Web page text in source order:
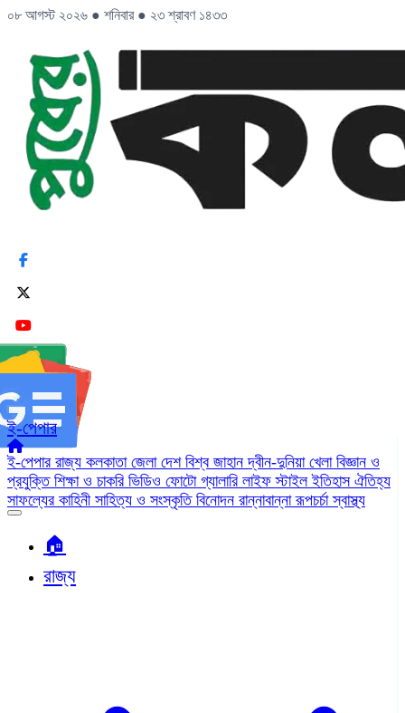
০৮ আগস্ট ২০২৬ ● শনিবার ● ২৩ শ্রাবণ ১৪৩৩
ই-পেপার
ই-পেপার রাজ্য কলকাতা জেলা দেশ বিশ্ব জাহানদ্বীন-দুনিয়া খেলা বিজ্ঞান ও
প্রযুক্তি শিক্ষা ও চাকরি ভিডিও ফোটো গ্যালারি লাইফ স্টাইলইতিহাস ঐতিহ্য
সাফল্যের কাহিনী সাহিত্য ও সংস্কৃতি বিনোদন রান্নাবান্নারূপচর্চাস্বাস্থ্য
🏠︎
রাজ্য